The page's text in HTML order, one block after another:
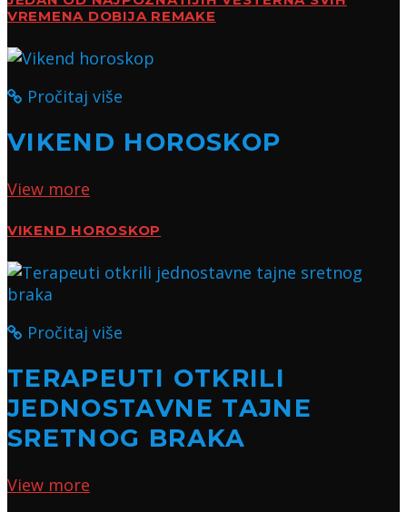
VREMENA DOBIJA REMAKE
Pročitaj više
VIKEND HOROSKOP
View more
VIKEND HOROSKOP
Pročitaj više
TERAPEUTI OTKRILI
JEDNOSTAVNE TAJNE
SRETNOG BRAKA
View more